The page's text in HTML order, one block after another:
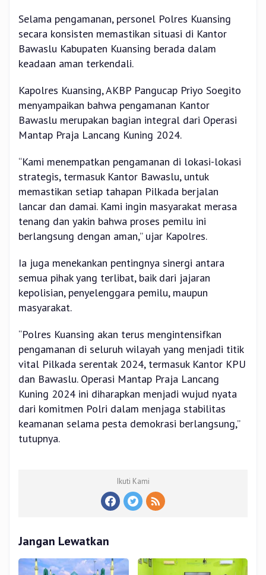
Selama pengamanan, personel Polres Kuansing
secara konsisten memastikan situasi di Kantor
Bawaslu Kabupaten Kuansing berada dalam
keadaan aman terkendali.
Kapolres Kuansing, AKBP Pangucap Priyo Soegito
menyampaikan bahwa pengamanan Kantor
Bawaslu merupakan bagian integral dari Operasi
Mantap Praja Lancang Kuning 2024.
“Kami menempatkan pengamanan di lokasi-lokasi
strategis, termasuk Kantor Bawaslu, untuk
memastikan setiap tahapan Pilkada berjalan
lancar dan damai. Kami ingin masyarakat merasa
tenang dan yakin bahwa proses pemilu ini
berlangsung dengan aman,” ujar Kapolres.
Ia juga menekankan pentingnya sinergi antara
semua pihak yang terlibat, baik dari jajaran
kepolisian, penyelenggara pemilu, maupun
masyarakat.
“Polres Kuansing akan terus mengintensifkan
pengamanan di seluruh wilayah yang menjadi titik
vital Pilkada serentak 2024, termasuk Kantor KPU
dan Bawaslu. Operasi Mantap Praja Lancang
Kuning 2024 ini diharapkan menjadi wujud nyata
dari komitmen Polri dalam menjaga stabilitas
keamanan selama pesta demokrasi berlangsung,”
tutupnya.
Ikuti Kami
Jangan Lewatkan